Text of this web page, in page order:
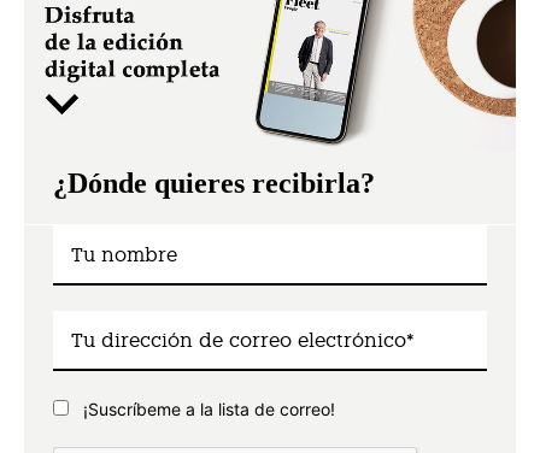
¿Dónde quieres recibirla?
¡Suscríbeme a la lista de correo!